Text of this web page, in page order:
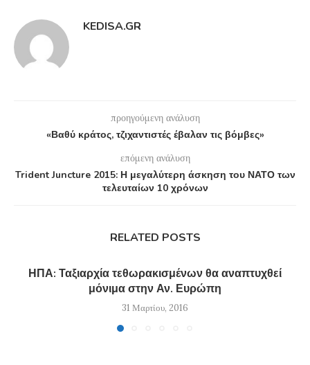
KEDISA.GR
προηγούμενη ανάλυση
«Βαθύ κράτος, τζιχαντιστές έβαλαν τις βόμβες»
επόμενη ανάλυση
Trident Juncture 2015: Η μεγαλύτερη άσκηση του ΝΑΤΟ των
τελευταίων 10 χρόνων
RELATED POSTS
ΗΠΑ: Ταξιαρχία τεθωρακισμένων θα αναπτυχθεί
μόνιμα στην Αν. Ευρώπη
31 Μαρτίου, 2016